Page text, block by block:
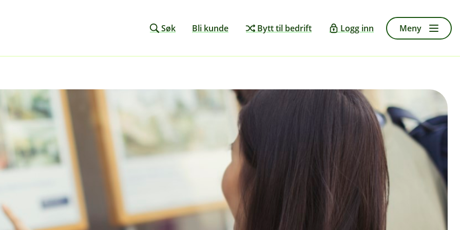
Søk Bli kunde Bytt til bedrift Logg inn Meny